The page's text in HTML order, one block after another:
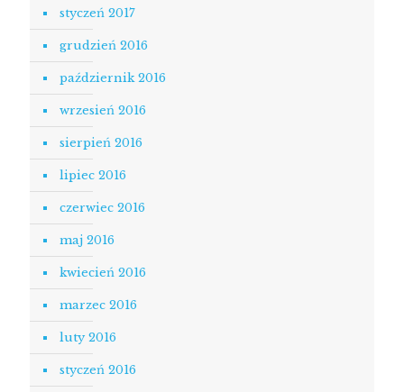
styczeń 2017
grudzień 2016
październik 2016
wrzesień 2016
sierpień 2016
lipiec 2016
czerwiec 2016
maj 2016
kwiecień 2016
marzec 2016
luty 2016
styczeń 2016